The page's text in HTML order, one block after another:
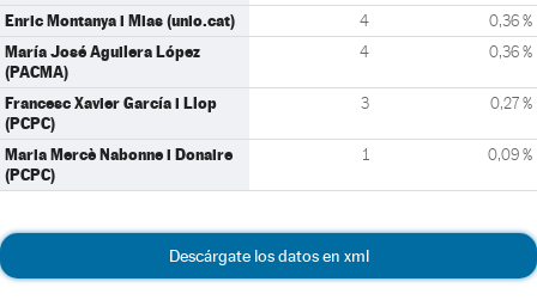
Enric Montanya i Mias (unio.cat) 4 0,36 %
María José Aguilera López
(PACMA)
4 0,36 %
Francesc Xavier García i Llop
(PCPC)
3 0,27 %
Maria Mercè Nabonne i Donaire
(PCPC)
1 0,09 %
Descárgate los datos en xml